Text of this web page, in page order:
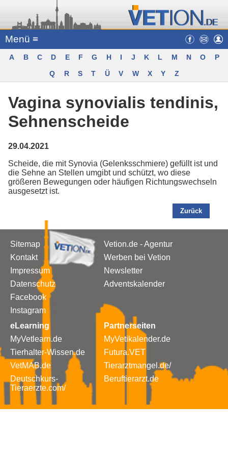
Menü ≡
A B C D E F G H I J K L M N O
P
Q
R S T Ü V W X Y Z
Vagina synovialis tendinis,
Sehnenscheide
29.04.2021
Scheide, die mit Synovia (Gelenksschmiere) gefüllt ist und
die Sehne an Stellen umgibt und schützt, wo diese
größeren Bewegungen oder häufigen Richtungswechseln
ausgesetzt ist.
Zurück
Sitemap
Kontakt
Impressum
Datenschutz
Facebook
Instagram
Vetion.de - Agentur
Werben bei Vetion
Newsletter
Adventskalender
eLearning
MyVetlearn.de
Tierhalter-Wissen.de
VetMAB.de
Deutschkurs-
Tieraerzte.com/
Partnerseiten
MyVetikalender.de
Futura.VET
Tierarztmangel.de/
Beruftierarzt.de